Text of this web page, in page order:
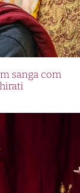
sanga com